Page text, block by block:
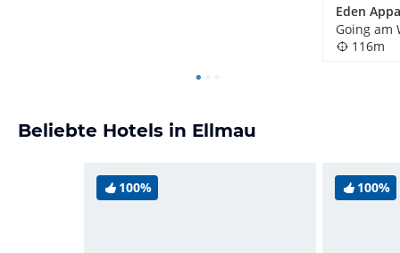
Eden
116m
Beliebte Hotels in Ellmau
100% 100%